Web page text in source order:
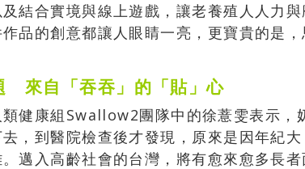
及結合實境與線上遊戲，讓老養殖人人力
作品的創意都讓人眼睛一亮，更寶貴的是
來自「吞吞」的「貼」心
健康組Swallow2團隊中的徐薏雯表示，
，到醫院檢查後才發現，原來是因年紀大
邁入高齡社會的台灣，將有愈來愈多長